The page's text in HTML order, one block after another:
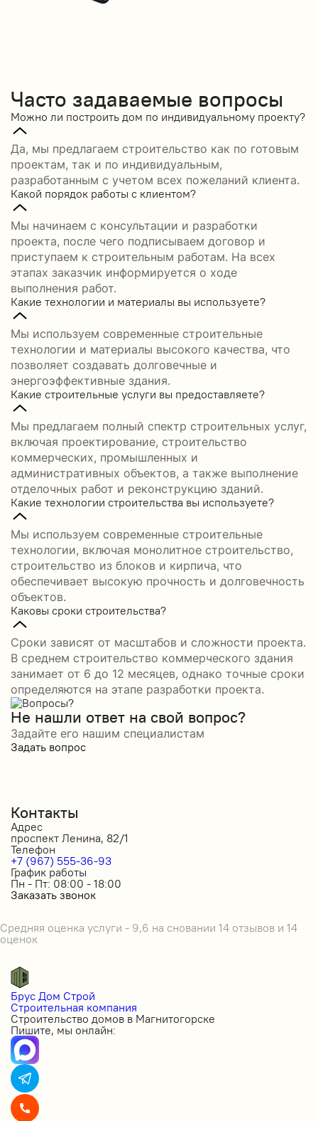
Часто задаваемые вопросы
Можно ли построить дом по индивидуальному проекту?
Да, мы предлагаем строительство как по готовым
проектам, так и по индивидуальным,
разработанным с учетом всех пожеланий клиента.
Какой порядок работы с клиентом?
Мы начинаем с консультации и разработки
проекта, после чего подписываем договор и
приступаем к строительным работам. На всех
этапах заказчик информируется о ходе
выполнения работ.
Какие технологии и материалы вы используете?
Мы используем современные строительные
технологии и материалы высокого качества, что
позволяет создавать долговечные и
энергоэффективные здания.
Какие строительные услуги вы предоставляете?
Мы предлагаем полный спектр строительных услуг,
включая проектирование, строительство
коммерческих, промышленных и
административных объектов, а также выполнение
отделочных работ и реконструкцию зданий.
Какие технологии строительства вы используете?
Мы используем современные строительные
технологии, включая монолитное строительство,
строительство из блоков и кирпича, что
обеспечивает высокую прочность и долговечность
объектов.
Каковы сроки строительства?
Сроки зависят от масштабов и сложности проекта.
В среднем строительство коммерческого здания
занимает от 6 до 12 месяцев, однако точные сроки
определяются на этапе разработки проекта.
Не нашли ответ на свой вопрос?
Задайте его нашим специалистам
Задать вопрос
Контакты
Адрес
проспект Ленина, 82/1
Телефон
+7 (967) 555-36-93
График работы
Пн - Пт: 08:00 - 18:00
Заказать звонок
Средняя оценка услуги - 9,6 на сновании 14 отзывов и 14
оценок
Брус Дом Строй
Строительная компания
Строительство домов в Магнитогорске
Пишите, мы онлайн: